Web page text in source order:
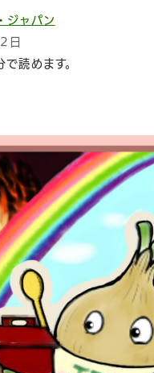
ジャパン
日
読めます。